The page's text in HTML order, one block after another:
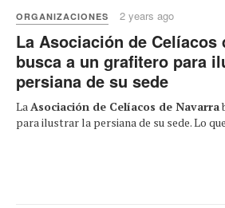
ORGANIZACIONES 2 years ago
La Asociación de Celíacos
busca a un grafitero para
persiana de su sede
La Asociación de Celíacos de Navarra
para ilustrar la persiana de su sede. Lo